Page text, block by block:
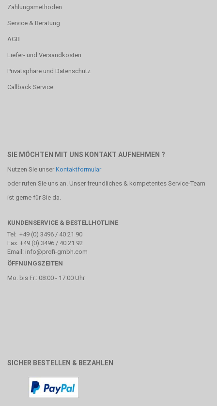
Zahlungsmethoden
Service & Beratung
AGB
Liefer- und Versandkosten
Privatsphäre und Datenschutz
Callback Service
SIE MÖCHTEN MIT UNS KONTAKT AUFNEHMEN ?
Nutzen Sie unser Kontaktformular
oder rufen Sie uns an. Unser freundliches & kompetentes Service-Team
ist gerne für Sie da.
KUNDENSERVICE & BESTELLHOTLINE
Tel: +49 (0) 3496 / 40 21 90
Fax: +49 (0) 3496 / 40 21 92
Email: info@profi-gmbh.com
ÖFFNUNGSZEITEN
Mo. bis Fr.: 08:00 - 17:00 Uhr
SICHER BESTELLEN & BEZAHLEN